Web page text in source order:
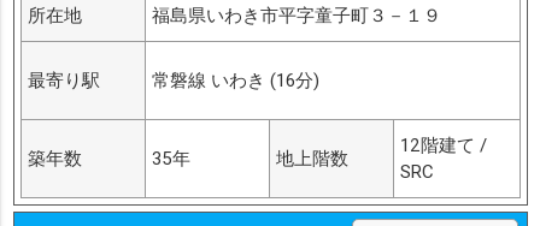
所在地 福島県いわき市平字童子町３－１９
最寄り駅 常磐線 いわき (16分)
築年数 35年 地上階数
12階建て /
SRC